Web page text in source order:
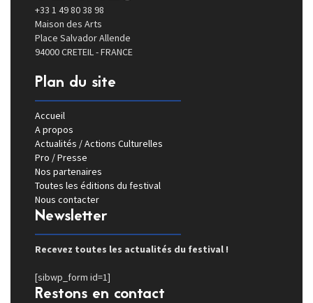
+33 1 49 80 38 98
Maison des Arts
Place Salvador Allende
94000 CRETEIL - FRANCE
Plan du site
Accueil
A propos
Actualités / Actions Culturelles
Pro / Presse
Nos partenaires
Toutes les éditions du festival
Nous contacter
Newsletter
Recevez toutes les actualités du festival !
[sibwp_form id=1]
Restons en contact